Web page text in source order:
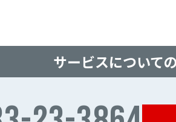
サービスについての